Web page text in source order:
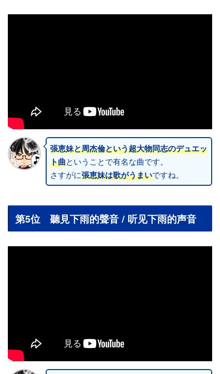
張恵妹と周杰倫という超大物同志のデュエッ
ト曲ということで有名な曲です。
さすがに張恵妹は歌がうまいですね。
第5位 聽見下雨的聲音 / 听见下雨的声音